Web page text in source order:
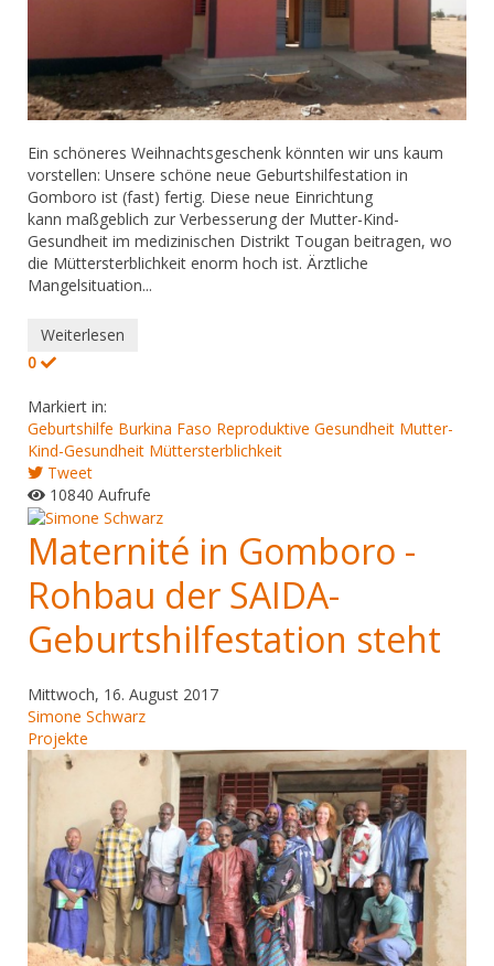
Ein schöneres Weihnachtsgeschenk könnten wir uns kaum
vorstellen: Unsere schöne neue Geburtshilfestation in
Gomboro ist (fast) fertig. Diese neue Einrichtung
kann maßgeblich zur Verbesserung der Mutter-Kind-
Gesundheit im medizinischen Distrikt Tougan beitragen, wo
die Müttersterblichkeit enorm hoch ist. Ärztliche
Mangelsituation...
Weiterlesen
0
Markiert in:
Geburtshilfe Burkina Faso Reproduktive Gesundheit Mutter-
Kind-Gesundheit Müttersterblichkeit
Tweet
10840 Aufrufe
Maternité in Gomboro -
Rohbau der SAIDA-
Geburtshilfestation steht
Mittwoch, 16. August 2017
Simone Schwarz
Projekte